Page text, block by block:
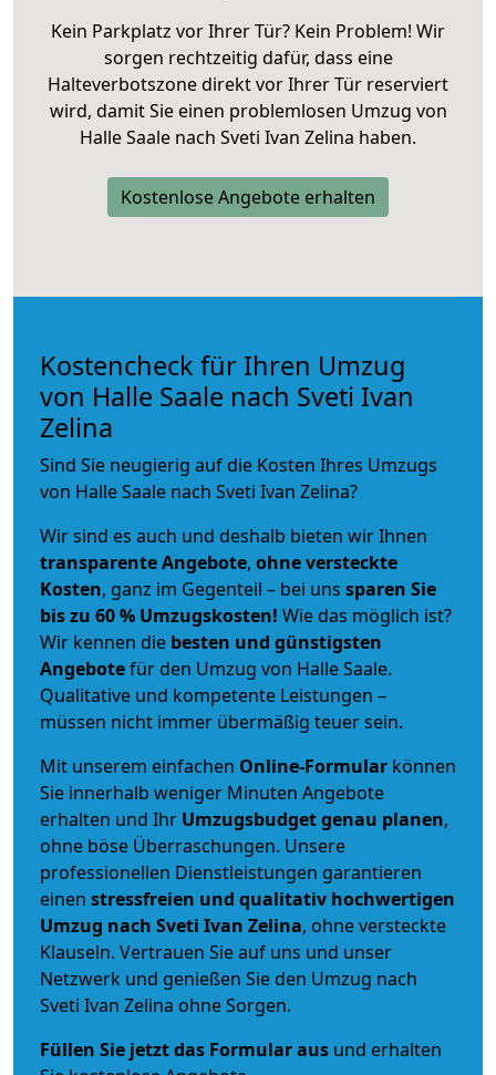
Kein Parkplatz vor Ihrer Tür? Kein Problem! Wir
sorgen rechtzeitig dafür, dass eine
Halteverbotszone direkt vor Ihrer Tür reserviert
wird, damit Sie einen problemlosen Umzug von
Halle Saale nach Sveti Ivan Zelina haben.
Kostenlose Angebote erhalten
Kostencheck für Ihren Umzug
von Halle Saale nach Sveti Ivan
Zelina
Sind Sie neugierig auf die Kosten Ihres Umzugs
von Halle Saale nach Sveti Ivan Zelina?
Wir sind es auch und deshalb bieten wir Ihnen
transparente Angebote, ohne versteckte
Kosten, ganz im Gegenteil – bei uns sparen Sie
bis zu 60 % Umzugskosten! Wie das möglich ist?
Wir kennen die besten und günstigsten
Angebotefür den Umzug von Halle Saale.
Qualitative und kompetente Leistungen –
müssen nicht immer übermäßig teuer sein.
Mit unserem einfachen Online-Formular können
Sie innerhalb weniger Minuten Angebote
erhalten und Ihr Umzugsbudgetgenau planen,
ohne böse Überraschungen. Unsere
professionellen Dienstleistungen garantieren
einen stressfreien und qualitativ hochwertigen
Umzug nach Sveti Ivan Zelina, ohne versteckte
Klauseln. Vertrauen Sie auf uns und unser
Netzwerk und genießen Sie den Umzug nach
Sveti Ivan Zelina ohne Sorgen.
Füllen Sie jetzt das Formular aus und erhalten